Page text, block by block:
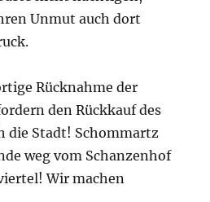
Unmut auch dort
Rücknahme der
den Rückkauf des
die Stadt! Schommartz
weg vom Schanzenhof
Wir machen